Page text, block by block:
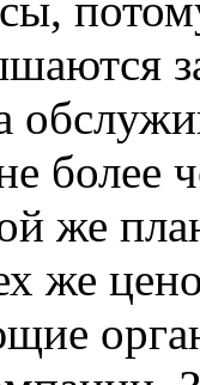
более
же
же